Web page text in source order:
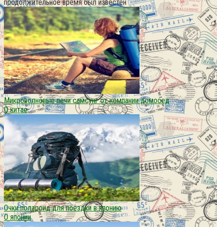
продолжительное время был известен
Микроволновые печи самсунг от компании домосед
О китае
Очки полароид для поездки в японию
О японии